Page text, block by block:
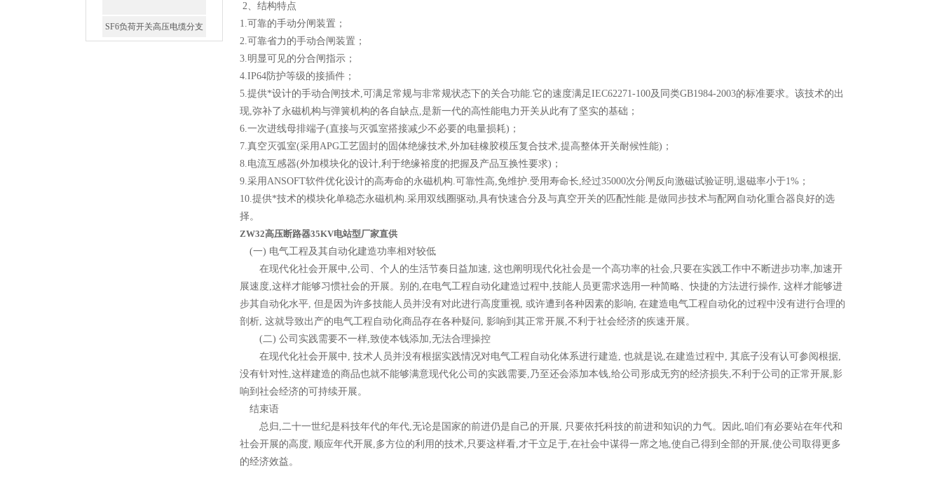
2、结构特点
1.可靠的手动分闸装置；
2.可靠省力的手动合闸装置；
3.明显可见的分合闸指示；
4.IP64防护等级的接插件；
5.提供*设计的手动合闸技术,可满足常规与非常规状态下的关合功能.它的速度满足IEC62271-100及同类GB1984-2003的标准要求。该技术的出
现,弥补了永磁机构与弹簧机构的各自缺点,是新一代的高性能电力开关从此有了坚实的基础；
6.一次进线母排端子(直接与灭弧室搭接减少不必要的电量损耗)；
7.真空灭弧室(采用APG工艺固封的固体绝缘技术,外加硅橡胶模压复合技术,提高整体开关耐候性能)；
8.电流互感器(外加模块化的设计,利于绝缘裕度的把握及产品互换性要求)；
9.采用ANSOFT软件优化设计的高寿命的永磁机构.可靠性高,免维护.受用寿命长,经过35000次分闸反向激磁试验证明,退磁率小于1%；
10.提供*技术的模块化单稳态永磁机构.采用双线圈驱动,具有快速合分及与真空开关的匹配性能.是做同步技术与配网自动化重合器良好的选
择。
ZW32高压断路器35KV电站型厂家直供
(一) 电气工程及其自动化建造功率相对较低
在现代化社会开展中,公司、个人的生活节奏日益加速, 这也阐明现代化社会是一个高功率的社会,只要在实践工作中不断进步功率,加速开
展速度,这样才能够习惯社会的开展。别的,在电气工程自动化建造过程中,技能人员更需求选用一种简略、快捷的方法进行操作, 这样才能够进
步其自动化水平, 但是因为许多技能人员并没有对此进行高度重视, 或许遭到各种因素的影响, 在建造电气工程自动化的过程中没有进行合理的
剖析, 这就导致出产的电气工程自动化商品存在各种疑问, 影响到其正常开展,不利于社会经济的疾速开展。
(二) 公司实践需要不一样,致使本钱添加,无法合理操控
在现代化社会开展中, 技术人员并没有根据实践情况对电气工程自动化体系进行建造, 也就是说,在建造过程中, 其底子没有认可参阅根据,
没有针对性,这样建造的商品也就不能够满意现代化公司的实践需要,乃至还会添加本钱,给公司形成无穷的经济损失,不利于公司的正常开展,影
响到社会经济的可持续开展。
结束语
总归,二十一世纪是科技年代的年代,无论是国家的前进仍是自己的开展, 只要依托科技的前进和知识的力气。因此,咱们有必要站在年代和
社会开展的高度, 顺应年代开展,多方位的利用的技术,只要这样看,才干立足于,在社会中谋得一席之地,使自己得到全部的开展,使公司取得更多
的经济效益。